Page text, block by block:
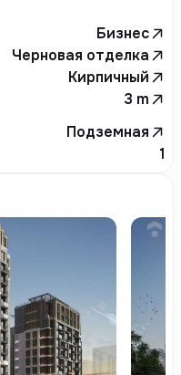
Бизнес
Черновая отделка
Кирпичный
3 m
Подземная
1